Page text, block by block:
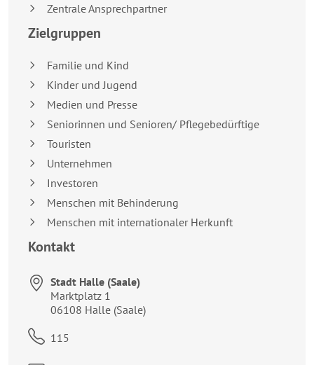
Zentrale Ansprechpartner
Zielgruppen
Familie und Kind
Kinder und Jugend
Medien und Presse
Seniorinnen und Senioren/ Pflegebedürftige
Touristen
Unternehmen
Investoren
Menschen mit Behinderung
Menschen mit internationaler Herkunft
Kontakt
Stadt Halle (Saale)
Anschrift:
Marktplatz 1
06108 Halle (Saale)
Telefon:
115